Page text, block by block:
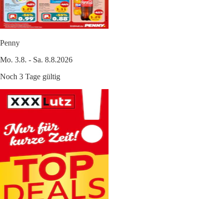
Penny
Mo. 3.8. - Sa. 8.8.2026
Noch 3 Tage gültig